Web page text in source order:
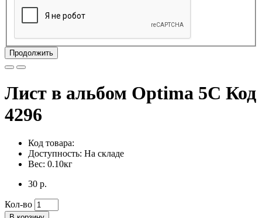
Продолжить
Лист в альбом Optima 5C Код
4296
Код товара:
Доступность: На складе
Вес: 0.10кг
30 р.
Кол-во